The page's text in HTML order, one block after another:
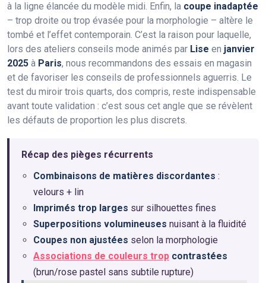
à la ligne élancée du modèle midi. Enfin, la coupe inadaptée
– trop droite ou trop évasée pour la morphologie – altère le
tombé et l’effet contemporain. C’est la raison pour laquelle,
lors des ateliers conseils mode animés par Lise en janvier
2025 à Paris, nous recommandons des essais en magasin
et de favoriser les conseils de professionnels aguerris. Le
test du miroir trois quarts, dos compris, reste indispensable
avant toute validation : c’est sous cet angle que se révèlent
les défauts de proportion les plus discrets.
Récap des pièges récurrents
Combinaisons de matières discordantes :
velours + lin
Imprimés trop larges sur silhouettes fines
Superpositions volumineuses nuisant à la fluidité
Coupes non ajustées selon la morphologie
Associations de couleurs trop contrastées
(brun/rose pastel sans subtile rupture)